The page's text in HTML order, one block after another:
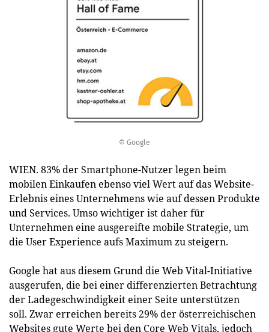
© Google
WIEN. 83% der Smartphone-Nutzer legen beim
mobilen Einkaufen ebenso viel Wert auf das Website-
Erlebnis eines Unternehmens wie auf dessen Produkte
und Services. Umso wichtiger ist daher für
Unternehmen eine ausgereifte mobile Strategie, um
die User Experience aufs Maximum zu steigern.
Google hat aus diesem Grund die Web Vital-Initiative
ausgerufen, die bei einer differenzierten Betrachtung
der Ladegeschwindigkeit einer Seite unterstützen
soll. Zwar erreichen bereits 29% der österreichischen
Websites gute Werte bei den Core Web Vitals, jedoch